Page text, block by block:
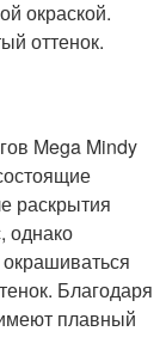
окраской.
оттенок.
Mega Mindy
раскрытия
однако
Благодаря
плавный